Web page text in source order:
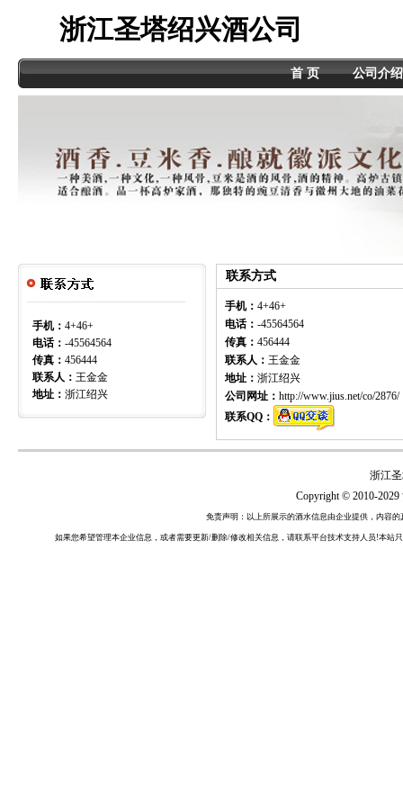
浙江圣塔绍兴酒公司
首 页 公司介绍
手机： 4+46+
电话： -45564564
传真： 456444
联系人： 王金金
地址： 浙江绍兴
联系方式
手机： 4+46+
电话： -45564564
传真： 456444
联系人： 王金金
地址： 浙江绍兴
公司网址： http://www.jius.net/co/2876/
联系QQ：
浙江
Copyright © 2010-2029
免责声明：以上所展示的酒水信息由企业提供，内容
如果您希望管理本企业信息，或者需要更新/删除/修改相关信息，请联系平台技术支持人员!本